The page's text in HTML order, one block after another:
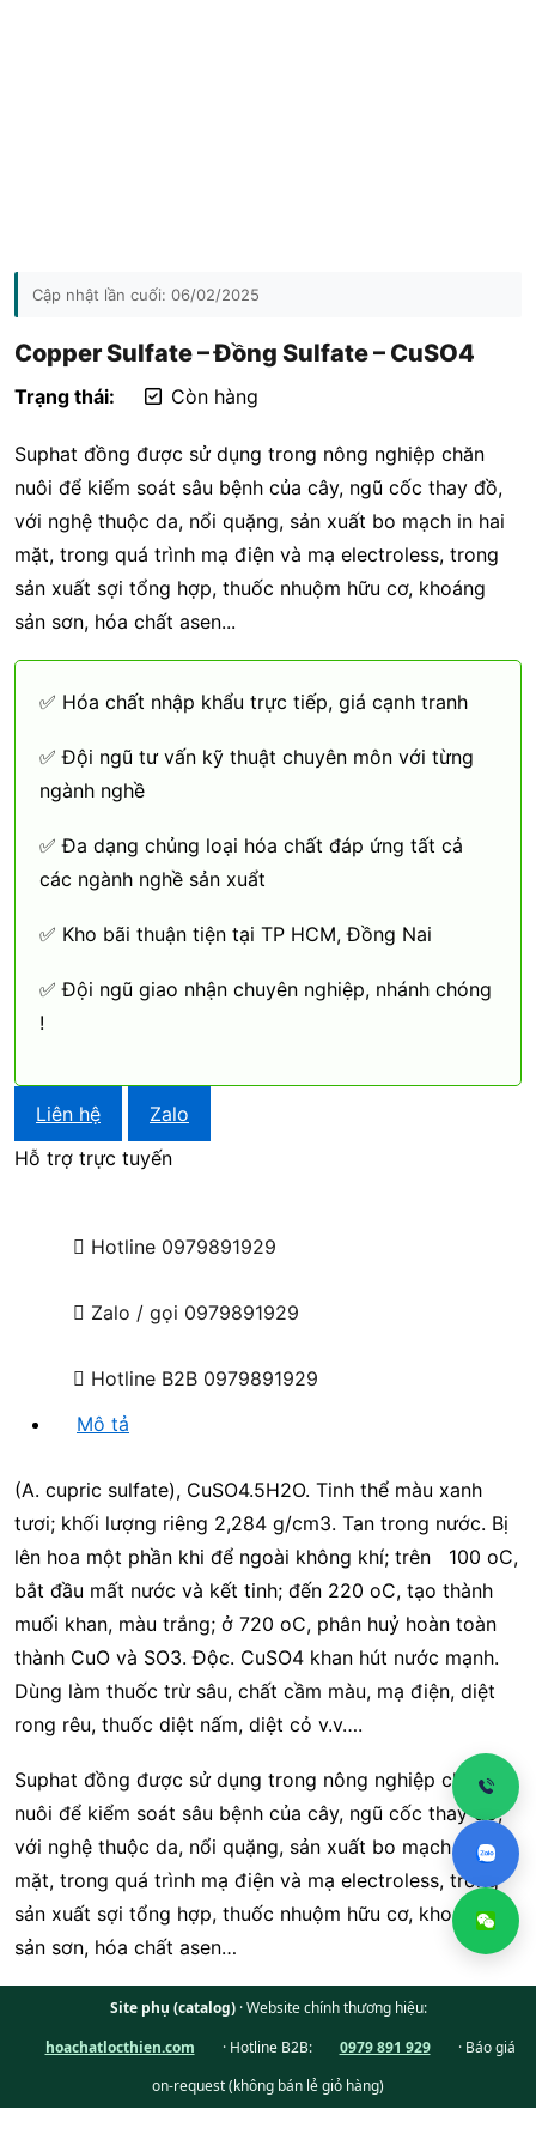
Cập nhật lần cuối: 06/02/2025
Copper Sulfate – Đồng Sulfate – CuSO4
Trạng thái: Còn hàng
Suphat đồng được sử dụng trong nông nghiệp chăn
nuôi để kiểm soát sâu bệnh của cây, ngũ cốc thay đồ,
với nghệ thuộc da, nổi quặng, sản xuất bo mạch in hai
mặt, trong quá trình mạ điện và mạ electroless, trong
sản xuất sợi tổng hợp, thuốc nhuộm hữu cơ, khoáng
sản sơn, hóa chất asen...
✅ Hóa chất nhập khẩu trực tiếp, giá cạnh tranh
✅ Đội ngũ tư vấn kỹ thuật chuyên môn với từng
ngành nghề
✅ Đa dạng chủng loại hóa chất đáp ứng tất cả
các ngành nghề sản xuẩt
✅ Kho bãi thuận tiện tại TP HCM, Đồng Nai
✅ Đội ngũ giao nhận chuyên nghiệp, nhánh chóng
!
Liên hệ
Zalo
Hỗ trợ trực tuyến
Hotline 0979891929
Zalo / gọi 0979891929
Hotline B2B 0979891929
Mô tả
(A. cupric sulfate), CuSO4.5H2O. Tinh thể màu xanh
tươi; khối lượng riêng 2,284 g/cm3. Tan trong nước. Bị
lên hoa một phần khi để ngoài không khí; trên 100 oC,
bắt đầu mất nước và kết tinh; đến 220 oC, tạo thành
muối khan, màu trắng; ở 720 oC, phân huỷ hoàn toàn
thành CuO và SO3. Độc. CuSO4 khan hút nước mạnh.
Dùng làm thuốc trừ sâu, chất cầm màu, mạ điện, diệt
rong rêu, thuốc diệt nấm, diệt cỏ v.v….
Suphat đồng được sử dụng trong nông nghiệp chăn
nuôi để kiểm soát sâu bệnh của cây, ngũ cốc thay đồ,
với nghệ thuộc da, nổi quặng, sản xuất bo mạch in hai
mặt, trong quá trình mạ điện và mạ electroless, trong
sản xuất sợi tổng hợp, thuốc nhuộm hữu cơ, khoáng
sản sơn, hóa chất asen…
Site phụ (catalog)· Website chính thương hiệu:
hoachatlocthien.com
· Hotline B2B: 0979 891 929
· Báo giá
on-request (không bán lẻ giỏ hàng)